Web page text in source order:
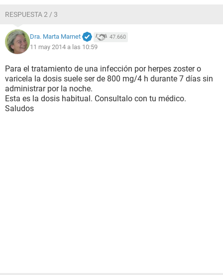
RESPUESTA 2 / 3
Dra. Marta Marnet 47.660
11 may 2014 a las 10:59
Para el tratamiento de una infección por herpes zoster o
varicela la dosis suele ser de 800 mg/4 h durante 7 días sin
administrar por la noche.
Esta es la dosis habitual. Consultalo con tu médico.
Saludos